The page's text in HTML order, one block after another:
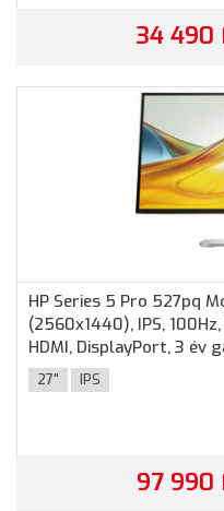
34 490
HP Series 5 Pro 527pq
(2560x1440), IPS,
HDMI, DisplayPort, 3 év
27" IPS
97 990